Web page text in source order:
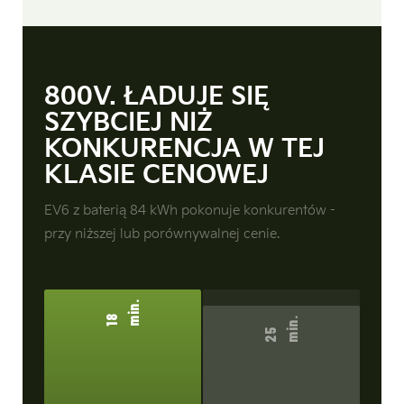
800V. ŁADUJE SIĘ
SZYBCIEJ NIŻ
KONKURENCJA W TEJ
KLASIE CENOWEJ
EV6 z baterią 84 kWh pokonuje konkurentów -
przy niższej lub porównywalnej cenie.
1
8 m
i
n .
2
5
m
i
n .